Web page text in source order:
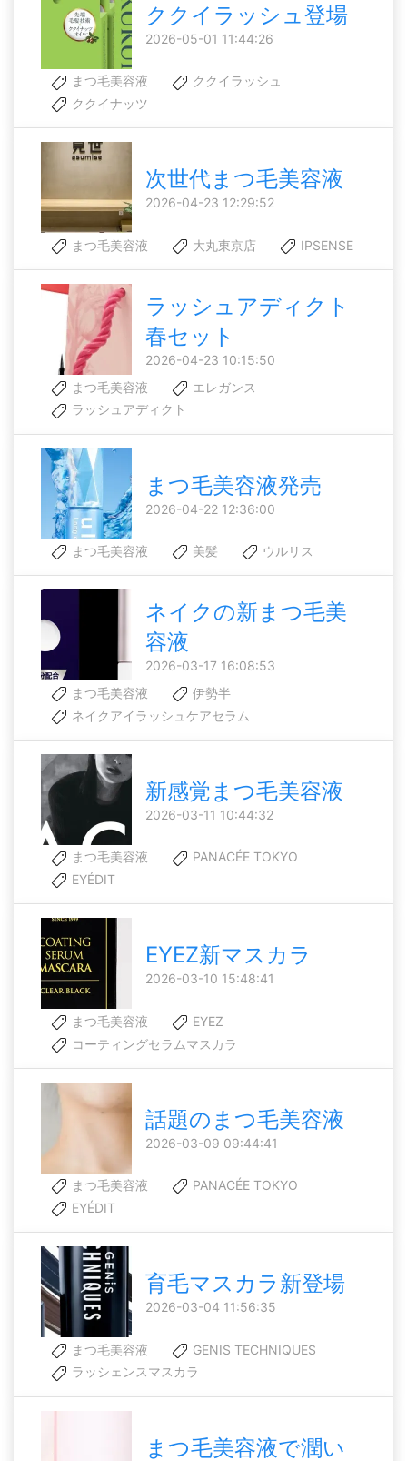
ククイラッシュ登場
2026-05-01 11:44:26
まつ毛美容液
ククイラッシュ
ククイナッツ
次世代まつ毛美容液
2026-04-23 12:29:52
まつ毛美容液 大丸東京店 IPSENSE
ラッシュアディクト
春セット
2026-04-23 10:15:50
まつ毛美容液
エレガンス
ラッシュアディクト
まつ毛美容液発売
2026-04-22 12:36:00
まつ毛美容液 美髪 ウルリス
ネイクの新まつ毛美
容液
2026-03-17 16:08:53
まつ毛美容液
伊勢半
ネイクアイラッシュケアセラム
新感覚まつ毛美容液
2026-03-11 10:44:32
まつ毛美容液
PANACÉE TOKYO
EYÉDIT
EYEZ新マスカラ
2026-03-10 15:48:41
まつ毛美容液
EYEZ
コーティングセラムマスカラ
話題のまつ毛美容液
2026-03-09 09:44:41
まつ毛美容液
PANACÉE TOKYO
EYÉDIT
育毛マスカラ新登場
2026-03-04 11:56:35
まつ毛美容液
GENIS TECHNIQUES
ラッシェンスマスカラ
まつ毛美容液で潤い